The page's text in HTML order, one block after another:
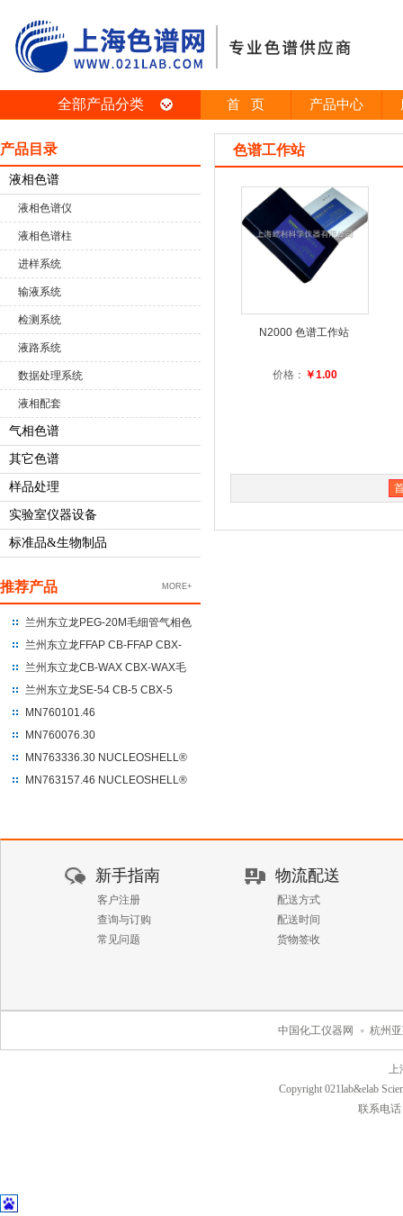
首 页 产品中心
全部产品分类
产品目录
液相色谱
液相色谱仪
液相色谱柱
进样系统
输液系统
检测系统
液路系统
数据处理系统
液相配套
气相色谱
其它色谱
样品处理
实验室仪器设备
标准品&生物制品
推荐产品 MORE+
兰州东立龙PEG-20M毛细管气相色
谱柱 聚乙二醇-20M
兰州东立龙FFAP CB-FFAP CBX-
FFAP毛细管气相色谱柱 100%硝基
兰州东立龙CB-WAX CBX-WAX毛
细管气相色谱柱 100%聚乙二醇
兰州东立龙SE-54 CB-5 CBX-5
CBX-5ms毛细管气相色谱柱 %苯
MN760101.46
NUCLEODUR®C18 Gravity
MN760076.30
NUCLEODUR®C18 Gravity
MN763336.30 NUCLEOSHELL®
HILIC 150*3.0*2.7
MN763157.46 NUCLEOSHELL®
色谱工作站
N2000 色谱工作站
价格： ￥1.00
新手指南
客户注册
查询与订购
常见问题
物流配送
配送方式
配送时间
货物签收
中国化工仪器网 杭州
上
Copyright 021lab&elab
联系电话